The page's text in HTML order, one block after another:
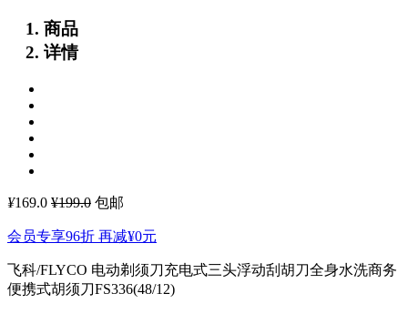
商品
详情
¥169.0 ¥199.0 包邮
会员专享96折 再减¥0元
飞科/FLYCO 电动剃须刀充电式三头浮动刮胡刀全身水洗商务
便携式胡须刀FS336(48/12)